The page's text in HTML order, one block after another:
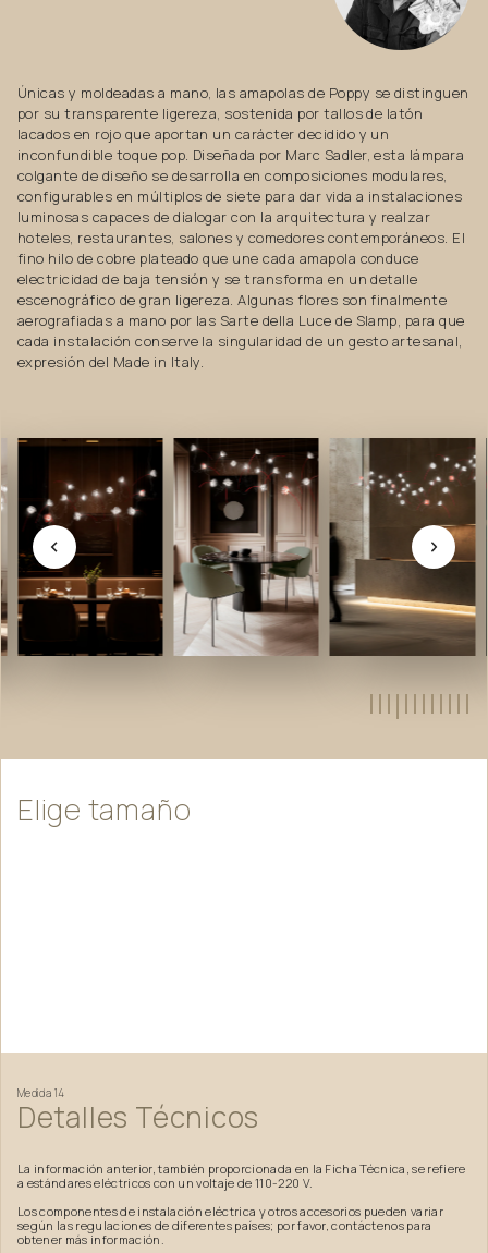
Únicas y moldeadas a mano, las amapolas de Poppy se distinguen
por su transparente ligereza, sostenida por tallos de latón
lacados en rojo que aportan un carácter decidido y un
inconfundible toque pop. Diseñada por Marc Sadler, esta lámpara
colgante de diseño se desarrolla en composiciones modulares,
configurables en múltiplos de siete para dar vida a instalaciones
luminosas capaces de dialogar con la arquitectura y realzar
hoteles, restaurantes, salones y comedores contemporáneos. El
fino hilo de cobre plateado que une cada amapola conduce
electricidad de baja tensión y se transforma en un detalle
escenográfico de gran ligereza. Algunas flores son finalmente
aerografiadas a mano por las Sarte della Luce de Slamp, para que
cada instalación conserve la singularidad de un gesto artesanal,
expresión del Made in Italy.
Elige tamaño
Medida 14
Detalles Técnicos
La información anterior, también proporcionada en la Ficha Técnica, se refiere
a estándares eléctricos con un voltaje de 110-220 V.
Los componentes de instalación eléctrica y otros accesorios pueden variar
según las regulaciones de diferentes países; por favor, contáctenos para
obtener más información.